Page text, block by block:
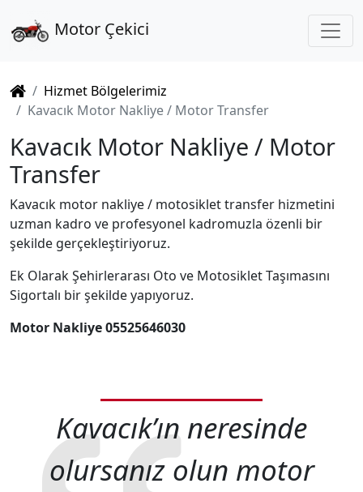
Motor Çekici
Hizmet Bölgelerimiz
Kavacık Motor Nakliye / Motor Transfer
Kavacık Motor Nakliye / Motor
Transfer
Kavacık motor nakliye / motosiklet transfer hizmetini
uzman kadro ve profesyonel kadromuzla özenli bir
şekilde gerçekleştiriyoruz.
Ek Olarak Şehirlerarası Oto ve Motosiklet Taşımasını
Sigortalı bir şekilde yapıyoruz.
Motor Nakliye 05525646030
Kavacık’ın neresinde
olursanız olun motor